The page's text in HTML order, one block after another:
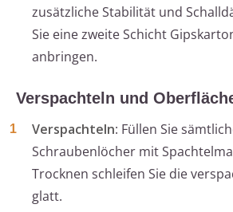
zusätzliche Stabilität und
Sie eine zweite Schicht
anbringen.
Verspachteln und
Verspachteln: Füllen Sie
Schraubenlöcher mit
Trocknen schleifen Sie die
glatt.